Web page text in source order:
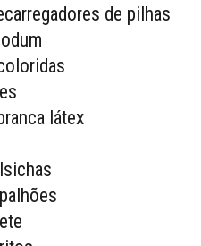
de pilhas
látex